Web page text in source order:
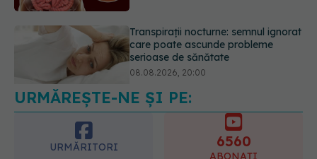
Cum folosești uleiul esențial de
rozmarin pentru a opri căderea
părului
URMĂREȘTE-NE ȘI PE:
URMĂRITORI
365 1401